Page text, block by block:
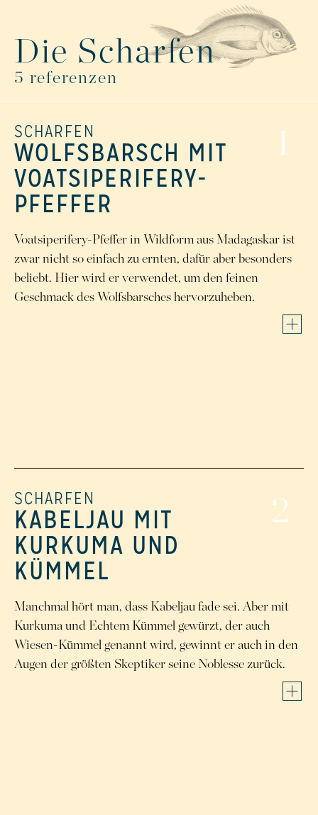
Die Scharfen
5 referenzen
SCHARFEN
WOLFSBARSCH MIT
VOATSIPERIFERY-
PFEFFER
1
Voatsiperifery-Pfeffer in Wildform aus Madagaskar ist
zwar nicht so einfach zu ernten, dafür aber besonders
beliebt. Hier wird er verwendet, um den feinen
Geschmack des Wolfsbarsches hervorzuheben.
SCHARFEN
KABELJAU MIT
KURKUMA UND
KÜMMEL
2
Manchmal hört man, dass Kabeljau fade sei. Aber mit
Kurkuma und Echtem Kümmel gewürzt, der auch
Wiesen-Kümmel genannt wird, gewinnt er auch in den
Augen der größten Skeptiker seine Noblesse zurück.